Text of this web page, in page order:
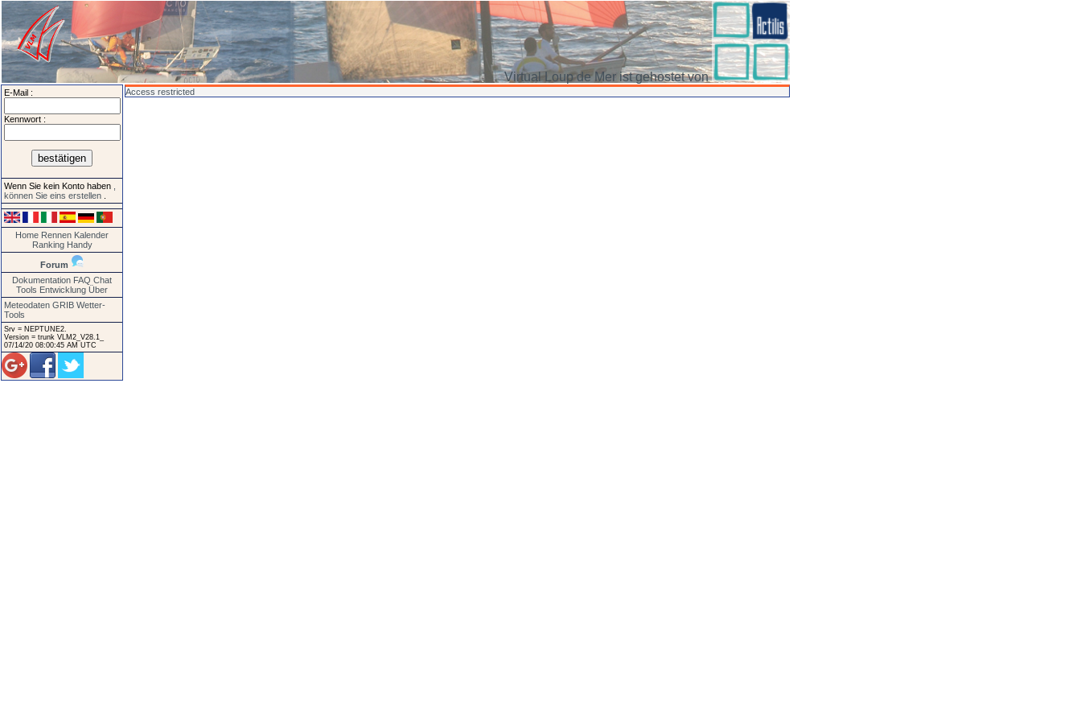
Virtual Loup de Mer ist gehostet von
E-Mail :
Kennwort :
Wenn Sie kein Konto haben
können Sie eins erstellen
Home Rennen Kalender
Ranking Handy
Forum
Dokumentation FAQ Chat
Tools Entwicklung Über
Meteodaten GRIB Wetter-
Tools
Srv = NEPTUNE2.
Version = trunk VLM2_V28.1_
07/14/20 08:00:45 AM UTC
Access restricted